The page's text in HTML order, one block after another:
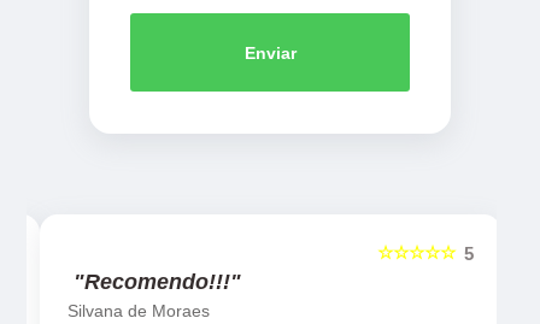
Enviar
5
☆☆☆☆☆
"Recomendo!!!"
Silvana de Moraes